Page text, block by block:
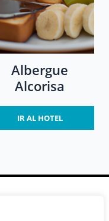
Albergue
Alcorisa
IR AL HOTEL